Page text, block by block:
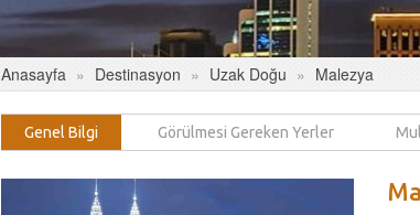
Anasayfa Destinasyon Uzak Doğu Malezya
Genel Bilgi Görülmesi Gereken Yerler